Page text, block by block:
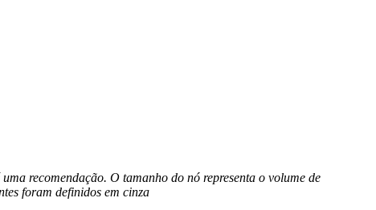
recomendação. O tamanho do nó representa o volume de
foram definidos em cinza